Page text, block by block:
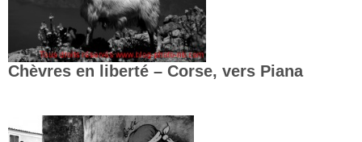
Chèvres en liberté – Corse, vers Piana